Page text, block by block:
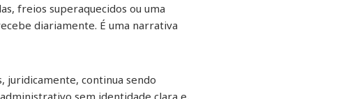
freios superaquecidos ou uma
diariamente. É uma narrativa
juridicamente, continua sendo